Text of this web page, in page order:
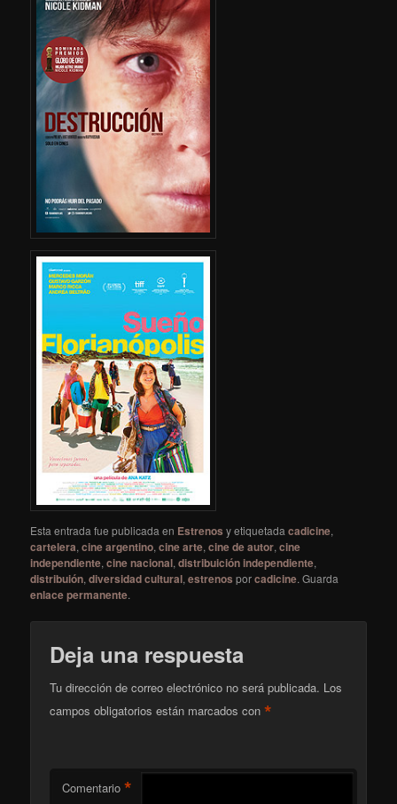
Esta entrada fue publicada en Estrenos y etiquetadacadicine,
cartelera,cine argentino,cine arte,cine de autor,cine
independiente,cine nacional,distribuición independiente,
distribuión,diversidad cultural,estrenos porcadicine. Guarda
enlace permanente.
Deja una respuesta
Tu dirección de correo electrónico no será publicada. Los
campos obligatorios están marcados con*
Comentario *